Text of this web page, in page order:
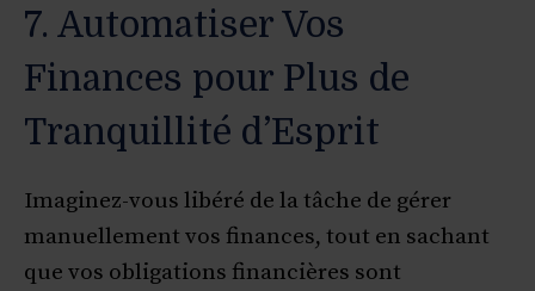
7. Automatiser Vos
Finances pour Plus de
Tranquillité d’Esprit
Imaginez-vous libéré de la tâche de gérer
manuellement vos finances, tout en sachant
que vos obligations financières sont